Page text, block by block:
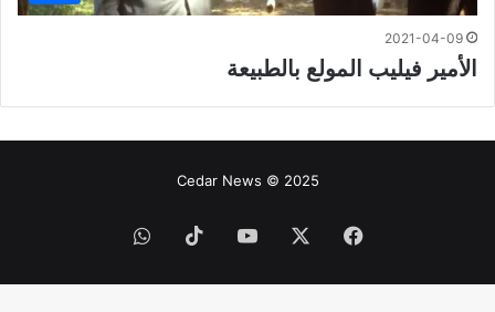
2021-04-09
الأمير فيليب المولع بالطبيعة
Cedar News © 2025
فيسبوك ‫YouTube
‫TikTokواتساب